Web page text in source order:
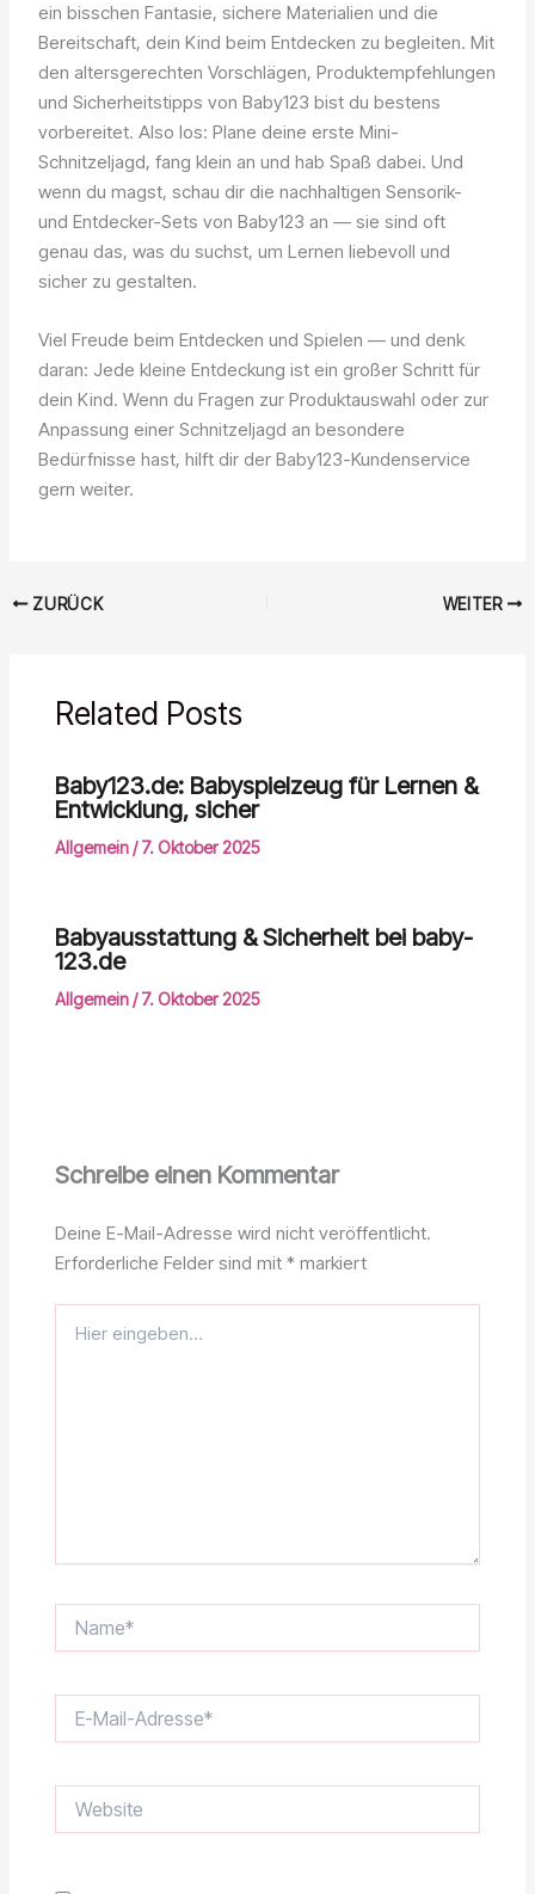
ein bisschen Fantasie, sichere Materialien und die
Bereitschaft, dein Kind beim Entdecken zu begleiten. Mit
den altersgerechten Vorschlägen, Produktempfehlungen
und Sicherheitstipps von Baby123 bist du bestens
vorbereitet. Also los: Plane deine erste Mini-
Schnitzeljagd, fang klein an und hab Spaß dabei. Und
wenn du magst, schau dir die nachhaltigen Sensorik-
und Entdecker-Sets von Baby123 an — sie sind oft
genau das, was du suchst, um Lernen liebevoll und
sicher zu gestalten.
Viel Freude beim Entdecken und Spielen — und denk
daran: Jede kleine Entdeckung ist ein großer Schritt für
dein Kind. Wenn du Fragen zur Produktauswahl oder zur
Anpassung einer Schnitzeljagd an besondere
Bedürfnisse hast, hilft dir der Baby123-Kundenservice
gern weiter.
ZURÜCK WEITER
Related Posts
Baby123.de: Babyspielzeug für Lernen &
Entwicklung, sicher
Allgemein/7. Oktober 2025
Babyausstattung & Sicherheit bei baby-
123.de
Allgemein/7. Oktober 2025
Schreibe einen Kommentar
Deine E-Mail-Adresse wird nicht veröffentlicht.
Erforderliche Felder sind mit *markiert
eingeben…
Mail-